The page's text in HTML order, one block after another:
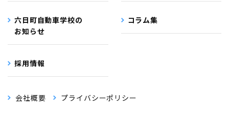
六日町自動車学校の
お知らせ
コラム集
採用情報
会社概要 プライバシーポリシー